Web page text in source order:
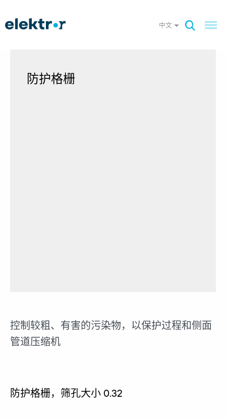
中文
防护格栅
控制较粗、有害的污染物，以保护过程和侧面
管道压缩机
防护格栅，筛孔大小 0.32